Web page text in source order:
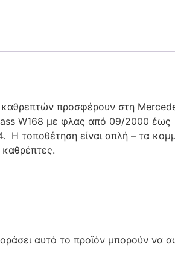
προσφέρουν στη
Class W168 με φλας από 09/2000
τοποθέτηση είναι απλή – τα
καθρέπτες.
αυτό το προϊόν μπορούν να